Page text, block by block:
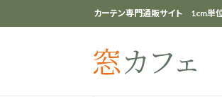
カーテン専門通販サイト 1cm単位